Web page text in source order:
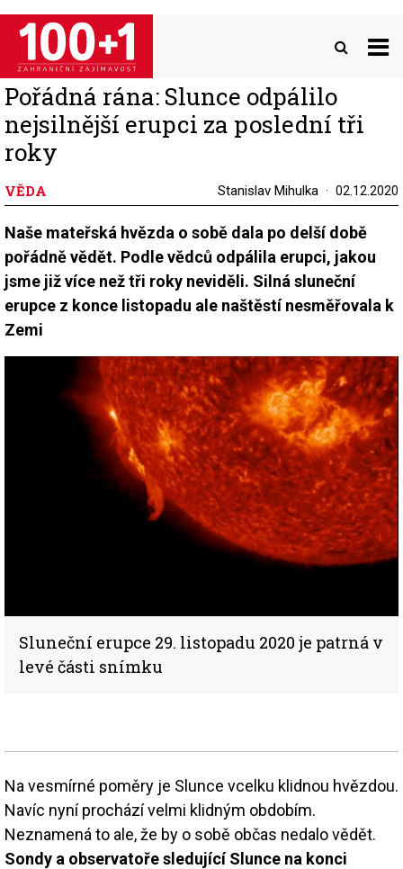
Přejít
hlavnímu
obsahu
Pořádná rána: Slunce odpálilo
nejsilnější erupci za poslední tři
roky
VĚDA Stanislav Mihulka 02.12.2020
Naše mateřská hvězda o sobě dala po delší době
pořádně vědět. Podle vědců odpálila erupci, jakou
jsme již více než tři roky neviděli. Silná sluneční
erupce z konce listopadu ale naštěstí nesměřovala k
Zemi
Sluneční erupce 29. listopadu 2020 je patrná v
levé části snímku
Na vesmírné poměry je Slunce vcelku klidnou hvězdou.
Navíc nyní prochází velmi klidným obdobím.
Neznamená to ale, že by o sobě občas nedalo vědět.
Sondy a observatoře sledující Slunce na konci